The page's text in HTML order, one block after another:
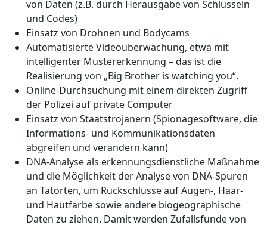
von Daten (z.B. durch Herausgabe von Schlüsseln
und Codes)
Einsatz von Drohnen und Bodycams
Automatisierte Videoüberwachung, etwa mit
intelligenter Mustererkennung – das ist die
Realisierung von „Big Brother is watching you“.
Online-Durchsuchung mit einem direkten Zugriff
der Polizei auf private Computer
Einsatz von Staatstrojanern (Spionagesoftware, die
Informations- und Kommunikationsdaten
abgreifen und verändern kann)
DNA-Analyse als erkennungsdienstliche Maßnahme
und die Möglichkeit der Analyse von DNA-Spuren
an Tatorten, um Rückschlüsse auf Augen-, Haar-
und Hautfarbe sowie andere biogeographische
Daten zu ziehen. Damit werden Zufallsfunde von